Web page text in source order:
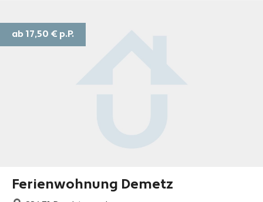
Ferienwohnung Demetz
ab 17,50 € p.P.